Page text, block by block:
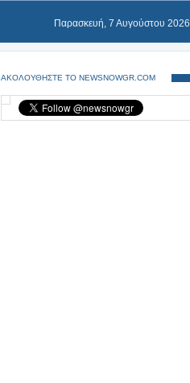
Παρασκευή, 7 Αυγούστου 2026
ΑΚΟΛΟΥΘΗΣΤΕ ΤΟ NEWSNOWGR.COM